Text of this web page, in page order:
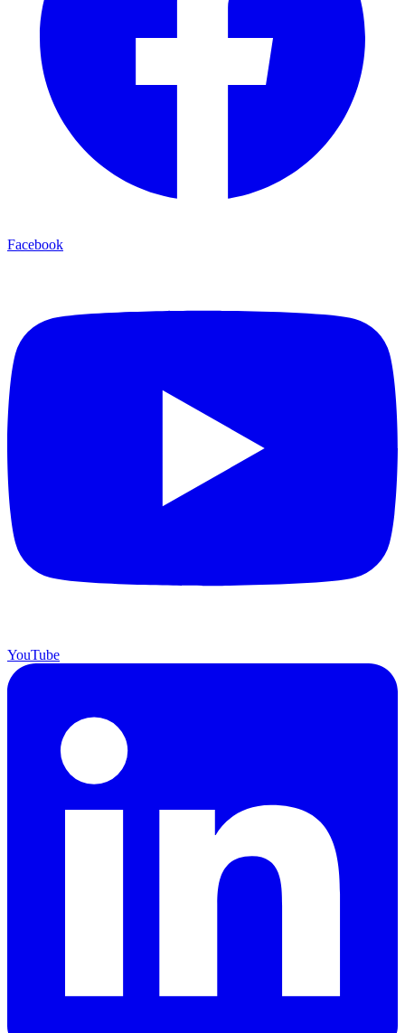
Facebook
YouTube